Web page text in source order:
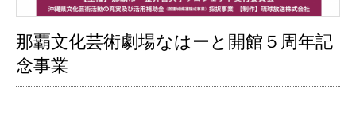
那覇文化芸術劇場なはーと開館５周年記
念事業